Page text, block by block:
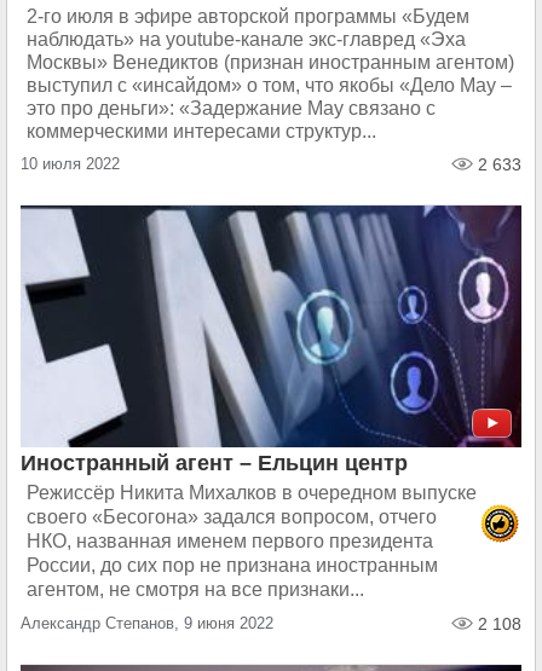
2-го июля в эфире авторской программы «Будем
наблюдать» на youtube-канале экс-главред «Эха
Москвы» Венедиктов (признан иностранным агентом)
выступил с «инсайдом» о том, что якобы «Дело Мау –
это про деньги»: «Задержание Мау связано с
коммерческими интересами структур...
10 июля 2022 2 633
Иностранный агент – Ельцин центр
Режиссёр Никита Михалков в очередном выпуске
своего «Бесогона» задался вопросом, отчего
НКО, названная именем первого президента
России, до сих пор не признана иностранным
агентом, не смотря на все признаки...
Александр Степанов, 9 июня 2022 2 108